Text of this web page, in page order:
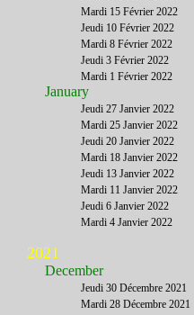
Mardi 15 Février 2022
Jeudi 10 Février 2022
Mardi 8 Février 2022
Jeudi 3 Février 2022
Mardi 1 Février 2022
January
Jeudi 27 Janvier 2022
Mardi 25 Janvier 2022
Jeudi 20 Janvier 2022
Mardi 18 Janvier 2022
Jeudi 13 Janvier 2022
Mardi 11 Janvier 2022
Jeudi 6 Janvier 2022
Mardi 4 Janvier 2022
2021
December
Jeudi 30 Décembre 2021
Mardi 28 Décembre 2021